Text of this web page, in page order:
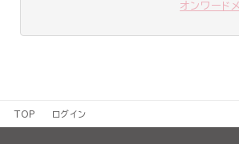
オンワード
TOP ログイン